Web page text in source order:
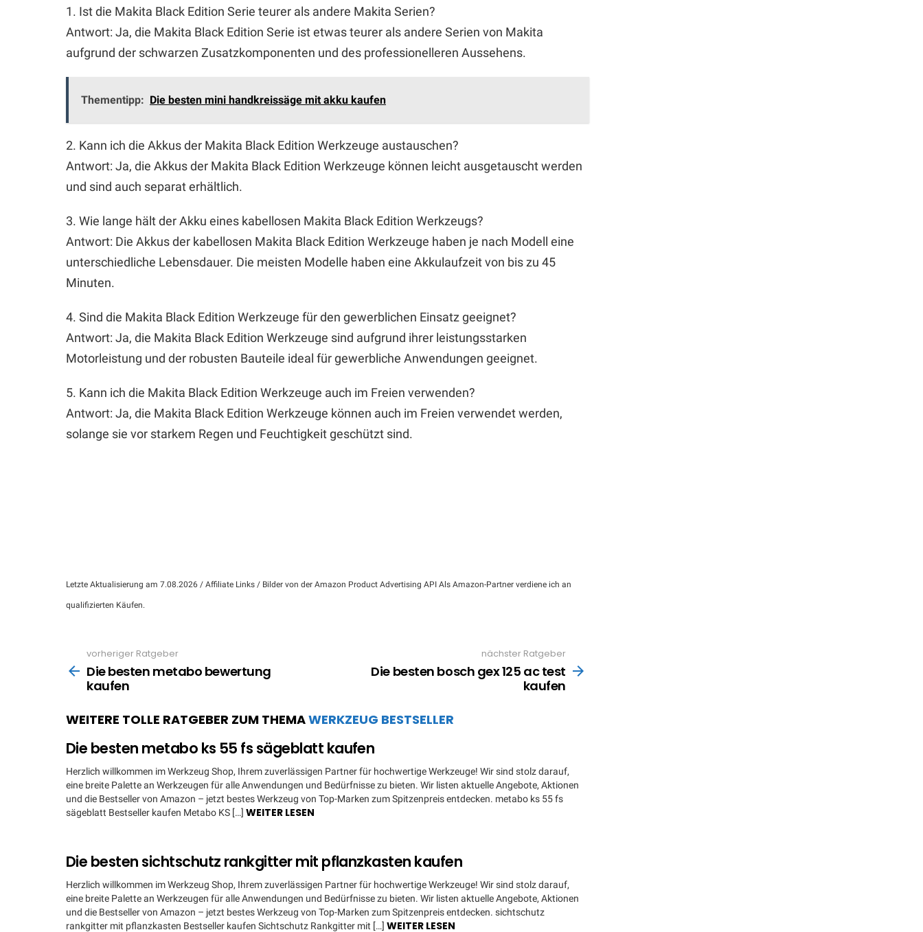
1. Ist die Makita Black Edition Serie teurer als andere Makita Serien?
Antwort: Ja, die Makita Black Edition Serie ist etwas teurer als andere Serien von Makita
aufgrund der schwarzen Zusatzkomponenten und des professionelleren Aussehens.
Thementipp: Die besten mini handkreissäge mit akku kaufen
2. Kann ich die Akkus der Makita Black Edition Werkzeuge austauschen?
Antwort: Ja, die Akkus der Makita Black Edition Werkzeuge können leicht ausgetauscht werden
und sind auch separat erhältlich.
3. Wie lange hält der Akku eines kabellosen Makita Black Edition Werkzeugs?
Antwort: Die Akkus der kabellosen Makita Black Edition Werkzeuge haben je nach Modell eine
unterschiedliche Lebensdauer. Die meisten Modelle haben eine Akkulaufzeit von bis zu 45
Minuten.
4. Sind die Makita Black Edition Werkzeuge für den gewerblichen Einsatz geeignet?
Antwort: Ja, die Makita Black Edition Werkzeuge sind aufgrund ihrer leistungsstarken
Motorleistung und der robusten Bauteile ideal für gewerbliche Anwendungen geeignet.
5. Kann ich die Makita Black Edition Werkzeuge auch im Freien verwenden?
Antwort: Ja, die Makita Black Edition Werkzeuge können auch im Freien verwendet werden,
solange sie vor starkem Regen und Feuchtigkeit geschützt sind.
Letzte Aktualisierung am 7.08.2026 / Affiliate Links / Bilder von der Amazon Product Advertising API Als Amazon-Partner verdiene ich an
qualifizierten Käufen.
more
vorheriger Ratgeber
Die besten metabo bewertung
kaufen
nächster Ratgeber
Die besten bosch gex 125 ac test
kaufen
WEITERE TOLLE RATGEBER ZUM THEMAWERKZEUG BESTSELLER
Die besten metabo ks 55 fs sägeblatt kaufen
Herzlich willkommen im Werkzeug Shop, Ihrem zuverlässigen Partner für hochwertige Werkzeuge! Wir sind stolz darauf,
eine breite Palette an Werkzeugen für alle Anwendungen und Bedürfnisse zu bieten. Wir listen aktuelle Angebote, Aktionen
und die Bestseller von Amazon – jetzt bestes Werkzeug von Top-Marken zum Spitzenpreis entdecken. metabo ks 55 fs
sägeblatt Bestseller kaufen Metabo KS […] WEITER LESEN
Die besten sichtschutz rankgitter mit pflanzkasten kaufen
Herzlich willkommen im Werkzeug Shop, Ihrem zuverlässigen Partner für hochwertige Werkzeuge! Wir sind stolz darauf,
eine breite Palette an Werkzeugen für alle Anwendungen und Bedürfnisse zu bieten. Wir listen aktuelle Angebote, Aktionen
und die Bestseller von Amazon – jetzt bestes Werkzeug von Top-Marken zum Spitzenpreis entdecken. sichtschutz
rankgitter mit pflanzkasten Bestseller kaufen Sichtschutz Rankgitter mit […] WEITER LESEN